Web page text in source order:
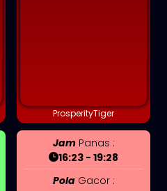
ProsperityTiger
JamPanas :
16:23 - 19:28
PolaGacor :